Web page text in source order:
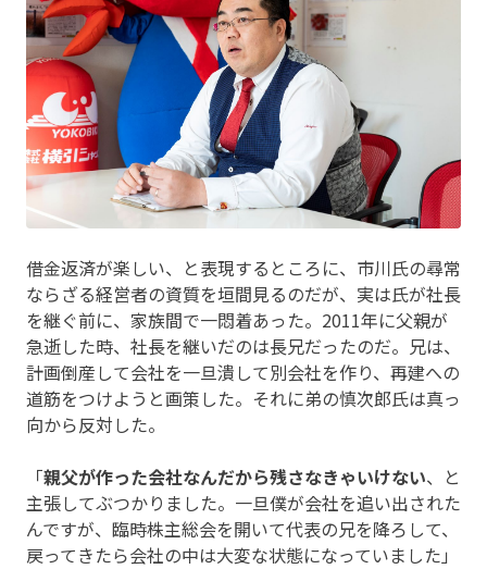
借金返済が楽しい、と表現するところに、市川氏の尋常
ならざる経営者の資質を垣間見るのだが、実は氏が社長
を継ぐ前に、家族間で一悶着あった。2011年に父親が
急逝した時、社長を継いだのは長兄だったのだ。兄は、
計画倒産して会社を一旦潰して別会社を作り、再建への
道筋をつけようと画策した。それに弟の慎次郎氏は真っ
向から反対した。
「親父が作った会社なんだから残さなきゃいけない、と
主張してぶつかりました。一旦僕が会社を追い出された
んですが、臨時株主総会を開いて代表の兄を降ろして、
戻ってきたら会社の中は大変な状態になっていました」